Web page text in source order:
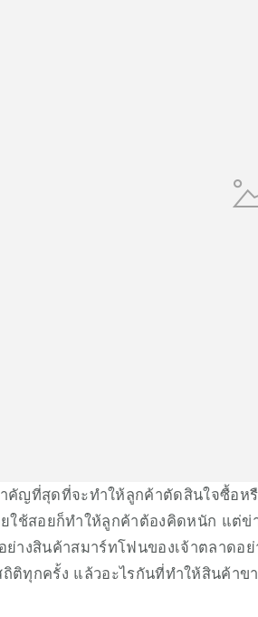
คัญที่สุดที่จะทำให้ลูกค้าตัดสินใจซื้อห
ใช้สอยก็ทำให้ลูกค้าต้องคิดหนัก แต่ข่
างสินค้าสมาร์ทโฟนของเจ้าตลาดอ
ติทุกครั้ง แล้วอะไรกันที่ทำให้สินค้าข